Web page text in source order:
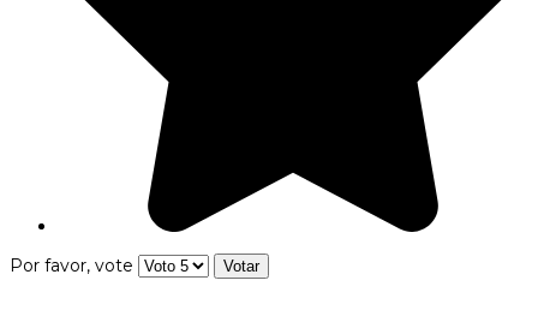
Por favor, vote